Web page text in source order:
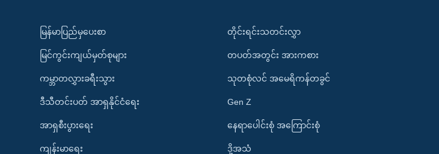
မြန်မာပြည်မှပေးစာ
မြင်ကွင်းကျယ်မှတ်စုများ
ကမ္ဘာတလွှားခရီးသွား
ဒီသီတင်းပတ် အာရှနိုင်ငံရေး
အာရှစီးပွားရေး
ကျန်းမာရေး
တိုင်းရင်းသတင်းလွှာ
တပတ်အတွင်း အားကစား
သုတစုံလင် အမေရိကန်တခွင်
Gen Z
နေရာပေါင်းစုံ အကြောင်းစုံ
ဒို့အသံ